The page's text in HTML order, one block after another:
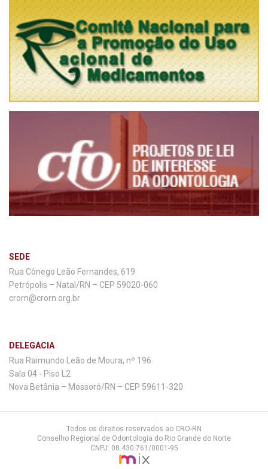
SEDE
Rua Cônego Leão Fernandes, 619
Petrópolis – Natal/RN – CEP 59020-060
crorn@crorn.org.br
DELEGACIA
Rua Raimundo Leão de Moura, nº 196.
Sala 04 - Piso L2
Nova Betânia – Mossoró/RN – CEP 59611-320
Todos os direitos reservados ao CRO-RN
Conselho Regional de Odontologia do Rio Grande do Norte
CNPJ: 08.430.761/0001-95